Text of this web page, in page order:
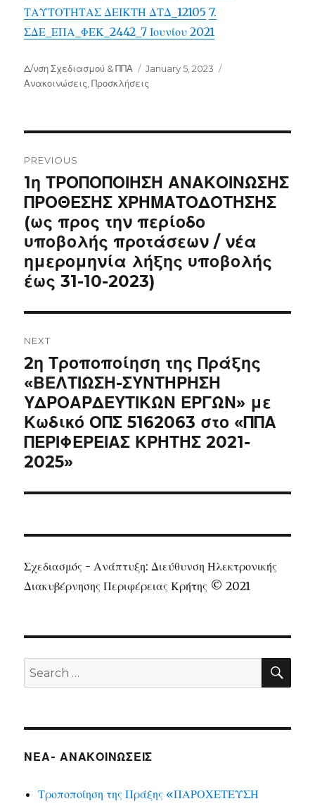
ΤΑΥΤΟΤΗΤΑΣ ΔΕΙΚΤΗ ΔΤΔ_12105 7.
ΣΔΕ_ΕΠΑ_ΦΕΚ_2442_7 Ιουνίου 2021
Author
Δ/νση Σχεδιασμού & ΠΠΑ
Posted
on
January 5, 2023
Ανακοινώσεις ,Προσκλήσεις
navigation
PREVIOUS
Previous
post:
1η ΤΡΟΠΟΠΟΙΗΣΗ ΑΝΑΚΟΙΝΩΣΗΣ
ΠΡΟΘΕΣΗΣ ΧΡΗΜΑΤΟΔΟΤΗΣΗΣ
(ως προς την περίοδο
υποβολής προτάσεων / νέα
ημερομηνία λήξης υποβολής
έως 31-10-2023)
NEXT
Next
post:
2η Τροποποίηση της Πράξης
«ΒΕΛΤΙΩΣΗ-ΣΥΝΤΗΡΗΣΗ
ΥΔΡΟΑΡΔΕΥΤΙΚΩΝ ΕΡΓΩΝ» με
Κωδικό ΟΠΣ 5162063 στο «ΠΠΑ
ΠΕΡΙΦΕΡΕΙΑΣ ΚΡΗΤΗΣ 2021-
2025»
Σχεδιασμός - Ανάπτυξη: Διεύθυνση Ηλεκτρονικής
Διακυβέρνησης Περιφέρειας Κρήτης © 2021
Search
for:
ΝΕΑ- ΑΝΑΚΟΙΝΩΣΕΙΣ
Τροποποίηση της Πράξης «ΠΑΡΟΧΕΤΕΥΣΗ